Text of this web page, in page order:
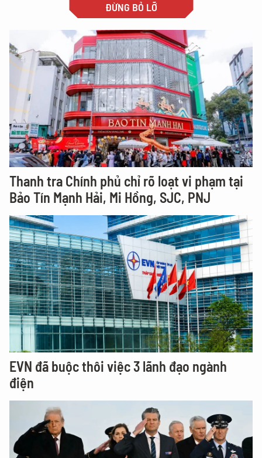
ĐỪNG BỎ LỠ
Thanh tra Chính phủ chỉ rõ loạt vi phạm tại
Bảo Tín Mạnh Hải, Mi Hồng, SJC, PNJ
EVN đã buộc thôi việc 3 lãnh đạo ngành
điện